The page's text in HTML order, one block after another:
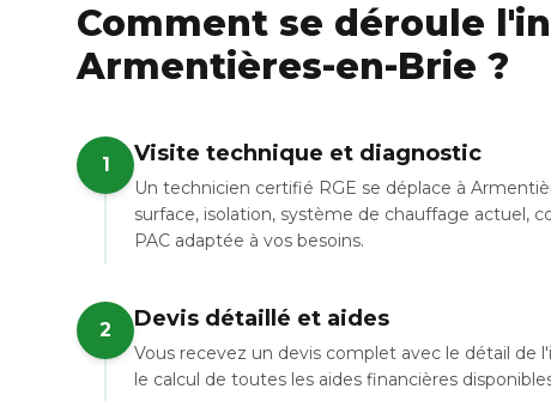
Comment se déroule
Armentières-en-Brie ?
1 Visite technique et diagnostic
Un technicien certifié RGE se déplace à
surface, isolation, système de chauffage actuel,
PAC adaptée à vos besoins.
2 Devis détaillé et aides
Vous recevez un devis complet avec le détail de
le calcul de toutes les aides financières